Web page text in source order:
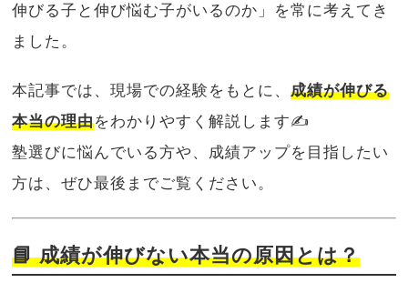
伸びる子と伸び悩む子がいるのか」を常に考えてき
ました。
本記事では、現場での経験をもとに、成績が伸びる
本当の理由をわかりやすく解説します✍️
塾選びに悩んでいる方や、成績アップを目指したい
方は、ぜひ最後までご覧ください。
📘 成績が伸びない本当の原因とは？